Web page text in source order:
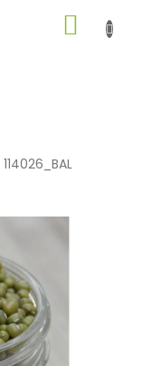
KOŠÍK
114026_BAL